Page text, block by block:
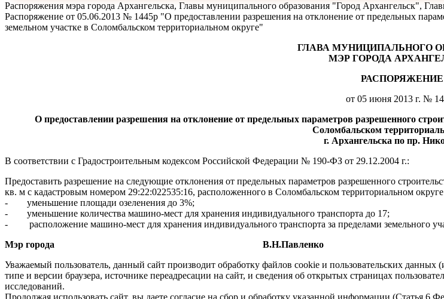
Распоряжения мэра города Архангельска, Главы муниципального образования "Город Архангельск",
Распоряжение от 05.06.2013 № 1445р "О предоставлении разрешения на отклонение от предельных
земельном участке в Соломбальском территориальном округе"
ГЛАВА МУНИЦИПАЛЬНОГО
МЭР ГОРОДА
РАСПОРЯЖЕНИЕ
от 05 июня 2013 г. №
О предоставлении разрешения на отклонение от предельных параметров разрешенного
Соломбальском
г. Архангельска по пр.
В соответствии с Градостроительным кодексом Российской Федерации № 190-ФЗ от 29.12.2004 г.:
Предоставить разрешение на следующие отклонения от предельных параметров разрешенного
кв. м с кадастровым номером 29:22:022535:16, расположенного в Соломбальском территориальном
- уменьшение площади озеленения до 3%;
- уменьшение количества машино-мест для хранения индивидуального транспорта до 17;
- расположение машино-мест для хранения индивидуального транспорта за пределами земельного
Мэр города В.Н.Павленко
Уважаемый пользователь, данный сайт производит обработку файлов cookie и пользовательских
типе и версии браузера, источнике переадресации на сайт, и сведения об открытых страницах
исследований.
Продолжая использовать сайт, вы даете согласие на сбор и обработку указанной информации (Статья